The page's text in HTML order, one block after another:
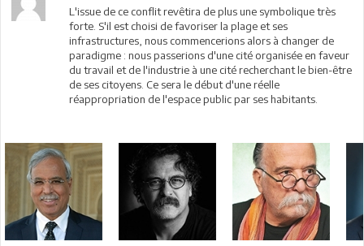
L'issue de ce conflit revêtira de plus une symbolique très
forte. S'il est choisi de favoriser la plage et ses
infrastructures, nous commencerions alors à changer de
paradigme : nous passerions d'une cité organisée en faveur
du travail et de l'industrie à une cité recherchant le bien-être
de ses citoyens. Ce sera le début d'une réelle
réappropriation de l'espace public par ses habitants.